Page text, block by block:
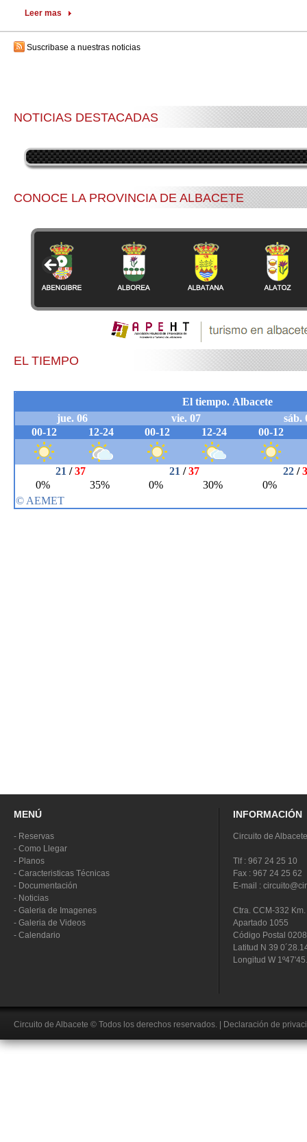
Leer mas
Suscribase a nuestras noticias
NOTICIAS DESTACADAS
CONOCE LA PROVINCIA DE ALBACETE
EL TIEMPO
MENÚ
- Reservas
- Como Llegar
- Planos
- Caracteristicas Técnicas
- Documentación
- Noticias
- Galeria de Imagenes
- Galeria de Videos
- Calendario
INFORMACIÓN
Circuito de Albacete
Tlf : 967 24 25 10
Fax : 967 24 25 62
E-mail :
Ctra. CCM-332
Apartado 1055
Código Postal
Latitud N 39
Longitud W
Circuito de Albacete © Todos los derechos reservados. Declaración de